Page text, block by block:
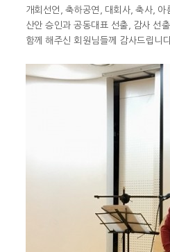
개회선언, 축하공연, 대회사, 축사,
산안 승인과 공동대표 선출, 감사 선
함께 해주신 회원님들께 감사드립니